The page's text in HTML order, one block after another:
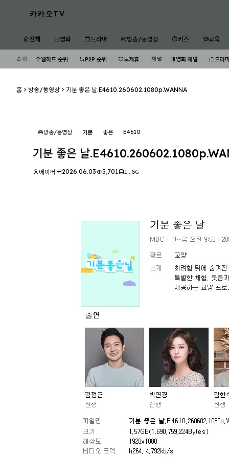
카카오TV
전체 영화 드라마 방송/동영상 키즈 교육
순위 웹하드 순위 P2P 순위 노제휴 채널 영화 채널 드라
홈 방송/동영상 기분 좋은 날.E4610.260602.1080p.WANNA
방송/동영상 기분 좋은 E4610
기분 좋은 날
에이버 2026.06.03 5,701 1.6G